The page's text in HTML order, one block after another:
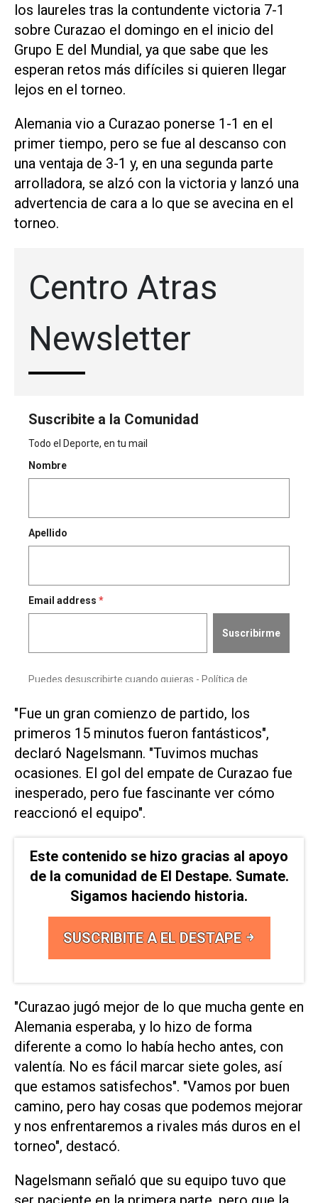
los laureles ‌tras la contundente victoria 7-1
sobre Curazao el domingo en el inicio del
Grupo E del Mundial, ya que sabe que les
esperan retos más difíciles si quieren llegar
lejos en el torneo.
Alemania vio a Curazao ponerse 1-1 en el ​
primer tiempo, pero ⁠se fue al descanso con
una ventaja de ‌3-1 y, en una segunda parte
⁠arrolladora, se alzó con la ⁠victoria y lanzó una
advertencia de cara a lo que se avecina en el
torneo.
"Fue un gran ⁠comienzo de partido, los
primeros 15 minutos ​fueron fantásticos",
declaró Nagelsmann. "Tuvimos muchas
ocasiones. ‌El gol del empate ‌de Curazao fue
inesperado, pero fue fascinante ver ⁠cómo
reaccionó el equipo".
Este contenido se hizo gracias al apoyo
de la comunidad de El Destape. Sumate.
Sigamos haciendo historia.
SUSCRIBITE A EL DESTAPE
"Curazao jugó mejor de lo que mucha gente en
Alemania esperaba, y lo hizo de forma
diferente a como lo ​había hecho ‌antes, con
valentía. No es fácil marcar siete goles, así
que estamos satisfechos". "Vamos por buen
camino, pero hay cosas que podemos mejorar
y nos enfrentaremos a rivales más ⁠duros en el
torneo", destacó.
Nagelsmann señaló que su equipo tuvo que